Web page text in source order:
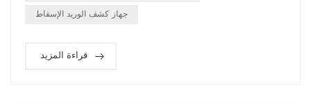
جهاز كشف الوريد الإسقاط
قراءة المزيد